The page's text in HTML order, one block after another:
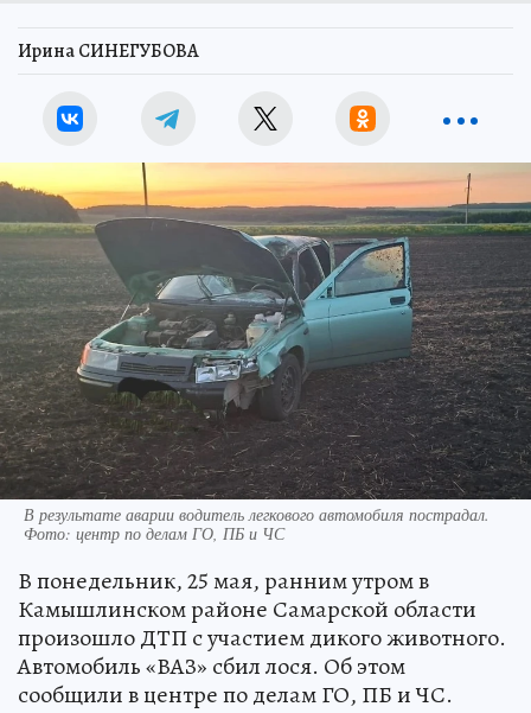
Ирина СИНЕГУБОВА
В результате аварии водитель легкового автомобиля пострадал.
Фото: центр по делам ГО, ПБ и ЧС
В понедельник, 25 мая, ранним утром в
Камышлинском районе Самарской области
произошло ДТП с участием дикого животного.
Автомобиль «ВАЗ» сбил лося. Об этом
сообщили в центре по делам ГО, ПБ и ЧС.